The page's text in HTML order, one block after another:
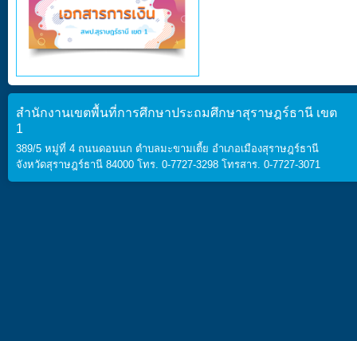
สำนักงานเขตพื้นที่การศึกษาประถมศึกษาสุราษฎร์ธานี เขต
1
389/5 หมู่ที่ 4 ถนนดอนนก ตำบลมะขามเตี้ย อำเภอเมืองสุราษฎร์ธานี
จังหวัดสุราษฎร์ธานี 84000 โทร. 0-7727-3298 โทรสาร. 0-7727-3071